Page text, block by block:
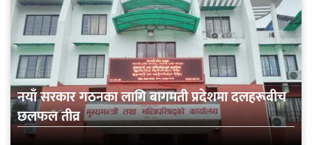
नयाँ सरकार गठनका लागि बागमती प्रदेशमा दलहरूबीच
छलफल तीव्र